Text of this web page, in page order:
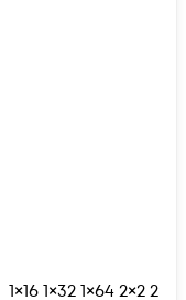
1×161×321×642×22×4